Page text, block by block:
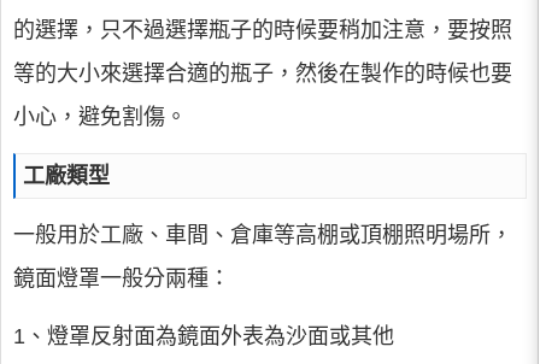
的選擇，只不過選擇瓶子的時候要稍加注意，要按照
等的大小來選擇合適的瓶子，然後在製作的時候也要
小心，避免割傷。
工廠類型
一般用於工廠、車間、倉庫等高棚或頂棚照明場所，
鏡面燈罩一般分兩種：
1、燈罩反射面為鏡面外表為沙面或其他